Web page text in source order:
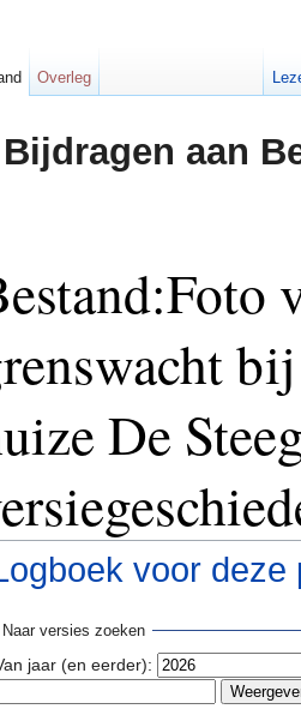
Bijdragen aan
De
voor deze
Naar versies zoeken
jaar (en eerder):
Overleg